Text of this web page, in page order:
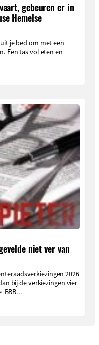
gebeuren er in
Hemelse
je bed om met een
Een tas vol eten en
niet ver van
2026
bij de verkiezingen vier
BBB...